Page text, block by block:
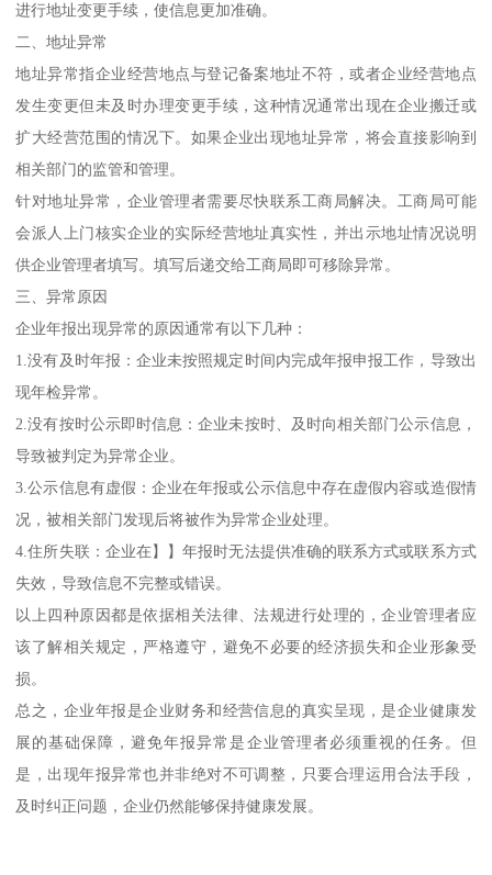
进行地址变更手续，使信息更加准确。
二、地址异常
地址异常指企业经营地点与登记备案地址不符，或者企业经营地点
发生变更但未及时办理变更手续，这种情况通常出现在企业搬迁或
扩大经营范围的情况下。如果企业出现地址异常，将会直接影响到
相关部门的监管和管理。
针对地址异常，企业管理者需要尽快联系工商局解决。工商局可能
会派人上门核实企业的实际经营地址真实性，并出示地址情况说明
供企业管理者填写。填写后递交给工商局即可移除异常。
三、异常原因
企业年报出现异常的原因通常有以下几种：
1.没有及时年报：企业未按照规定时间内完成年报申报工作，导致出
现年检异常。
2.没有按时公示即时信息：企业未按时、及时向相关部门公示信息，
导致被判定为异常企业。
3.公示信息有虚假：企业在年报或公示信息中存在虚假内容或造假情
况，被相关部门发现后将被作为异常企业处理。
4.住所失联：企业在】】年报时无法提供准确的联系方式或联系方式
失效，导致信息不完整或错误。
以上四种原因都是依据相关法律、法规进行处理的，企业管理者应
该了解相关规定，严格遵守，避免不必要的经济损失和企业形象受
损。
总之，企业年报是企业财务和经营信息的真实呈现，是企业健康发
展的基础保障，避免年报异常是企业管理者必须重视的任务。但
是，出现年报异常也并非绝对不可调整，只要合理运用合法手段，
及时纠正问题，企业仍然能够保持健康发展。